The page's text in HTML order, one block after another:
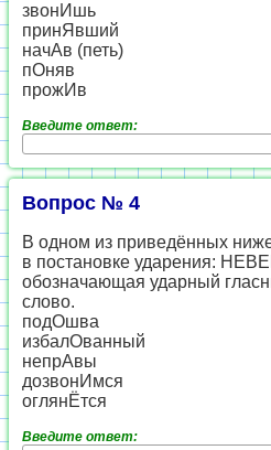
звонИшь
принЯвший
начАв (петь)
пОняв
прожИв
Введите ответ:
Вопрос № 4
В одном из приведённых
в постановке ударения:
обозначающая ударный
слово.
подОшва
избалОванный
непрАвы
дозвонИмся
оглянЁтся
Введите ответ: